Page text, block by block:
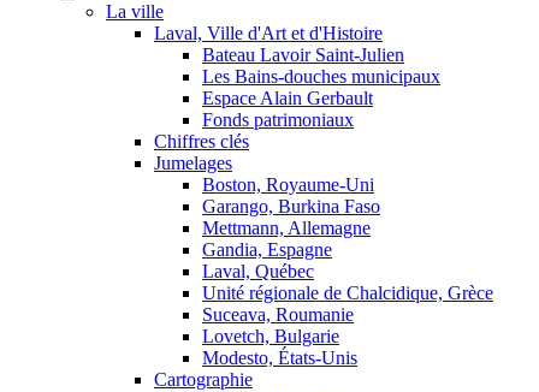
La ville
Laval, Ville d'Art et d'Histoire
Bateau Lavoir Saint-Julien
Les Bains-douches municipaux
Espace Alain Gerbault
Fonds patrimoniaux
Chiffres clés
Jumelages
Boston, Royaume-Uni
Garango, Burkina Faso
Mettmann, Allemagne
Gandia, Espagne
Laval, Québec
Unité régionale de Chalcidique, Grèce
Suceava, Roumanie
Lovetch, Bulgarie
Modesto, États-Unis
Cartographie